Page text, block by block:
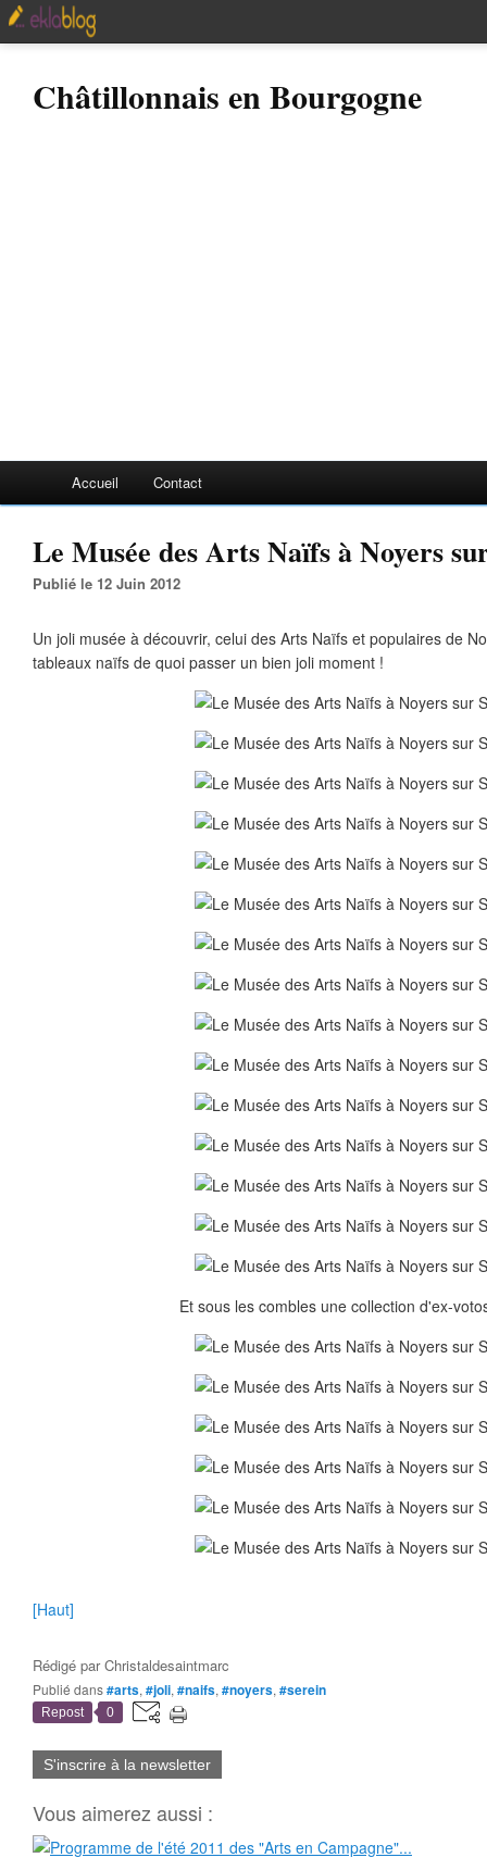
Châtillonnais en Bourgogne
Accueil Contact
Le Musée des Arts Naïfs à Noyers
Publié le 12 Juin 2012
Un joli musée à découvrir, celui des Arts Naïfs et populaires de
tableaux naïfs de quoi passer un bien joli moment !
Et sous les combles une collection d'ex-
[Haut]
Rédigé parChristaldesaintmarc
Publié dans#arts, #joli, #naifs, #noyers, #serein
Repost 0
S'inscrire à la newsletter
Vous aimerez aussi :